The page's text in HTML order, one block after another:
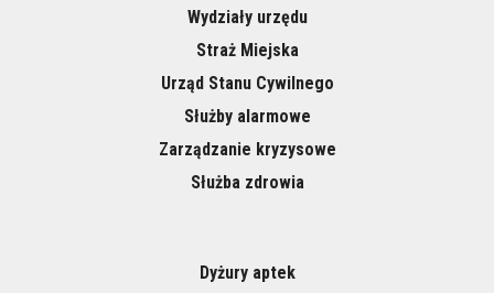
Wydziały urzędu
Straż Miejska
Urząd Stanu Cywilnego
Służby alarmowe
Zarządzanie kryzysowe
Służba zdrowia
Dyżury aptek